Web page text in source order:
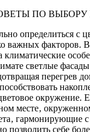
ПО ВЫБОРУ
определиться с
важных факторов.
климатические
светлые фасады
перегрев
окружение.
месте‚
гармонирующие
позволить себе